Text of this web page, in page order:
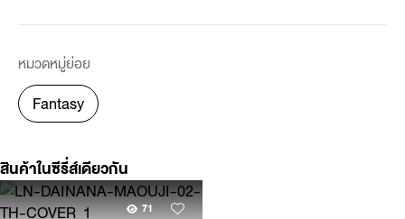
หมวดหมู่ย่อย
Fantasy
สินค้าในซีรี่ส์เดียวกัน
71